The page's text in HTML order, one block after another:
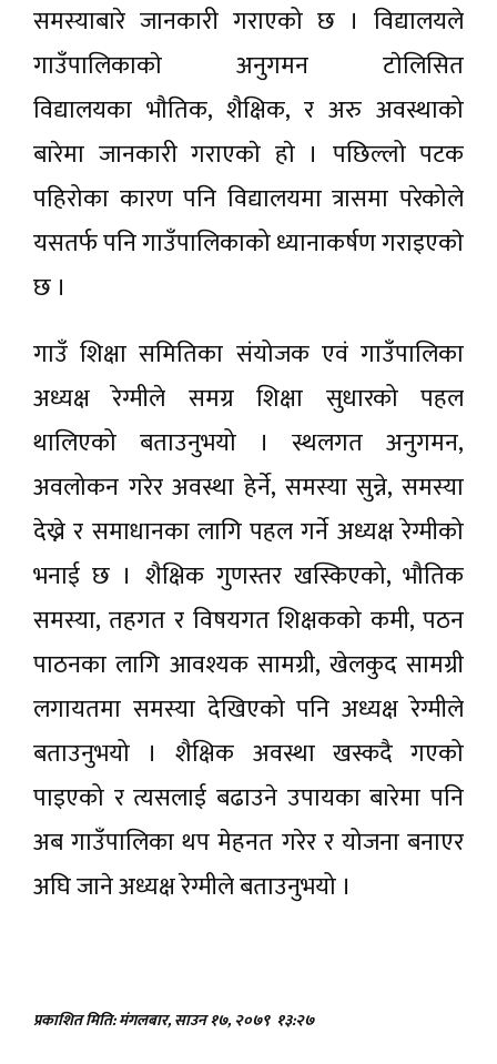
समस्याबारे जानकारी गराएको छ । विद्यालयले
गाउँपालिकाकाे अनुगमन टाेलिसित
विद्यालयका भाैतिक, शैक्षिक, र अरु अवस्थाको
बारेमा जानकारी गराएकाे हाे । पछिल्लो पटक
पहिरोका कारण पनि विद्यालयमा त्रासमा परेकोले
यसतर्फ पनि गाउँपालिकाको ध्यानाकर्षण गराइएकाे
छ ।
गाउँ शिक्षा समितिका संयोजक एवं गाउँपालिका
अध्यक्ष रेग्मीले समग्र शिक्षा सुधारको पहल
थालिएको बताउनुभयो । स्थलगत अनुगमन,
अवलोकन गरेर अवस्था हेर्ने, समस्या सुन्ने, समस्या
देख्ने र समाधानका लागि पहल गर्ने अध्यक्ष रेग्मीको
भनाई छ । शैक्षिक गुणस्तर खस्किएको, भौतिक
समस्या, तहगत र विषयगत शिक्षकको कमी, पठन
पाठनका लागि आवश्यक सामग्री, खेलकुद सामग्री
लगायतमा समस्या देखिएको पनि अध्यक्ष रेग्मीले
बताउनुभयो । शैक्षिक अवस्था खस्कदै गएको
पाइएको र त्यसलाई बढाउने उपायका बारेमा पनि
अब गाउँपालिका थप मेहनत गरेर र योजना बनाएर
अघि जाने अध्यक्ष रेग्मीले बताउनुभयो ।
प्रकाशित मिति: मंगलबार, साउन १७, २०७९ १३:२७